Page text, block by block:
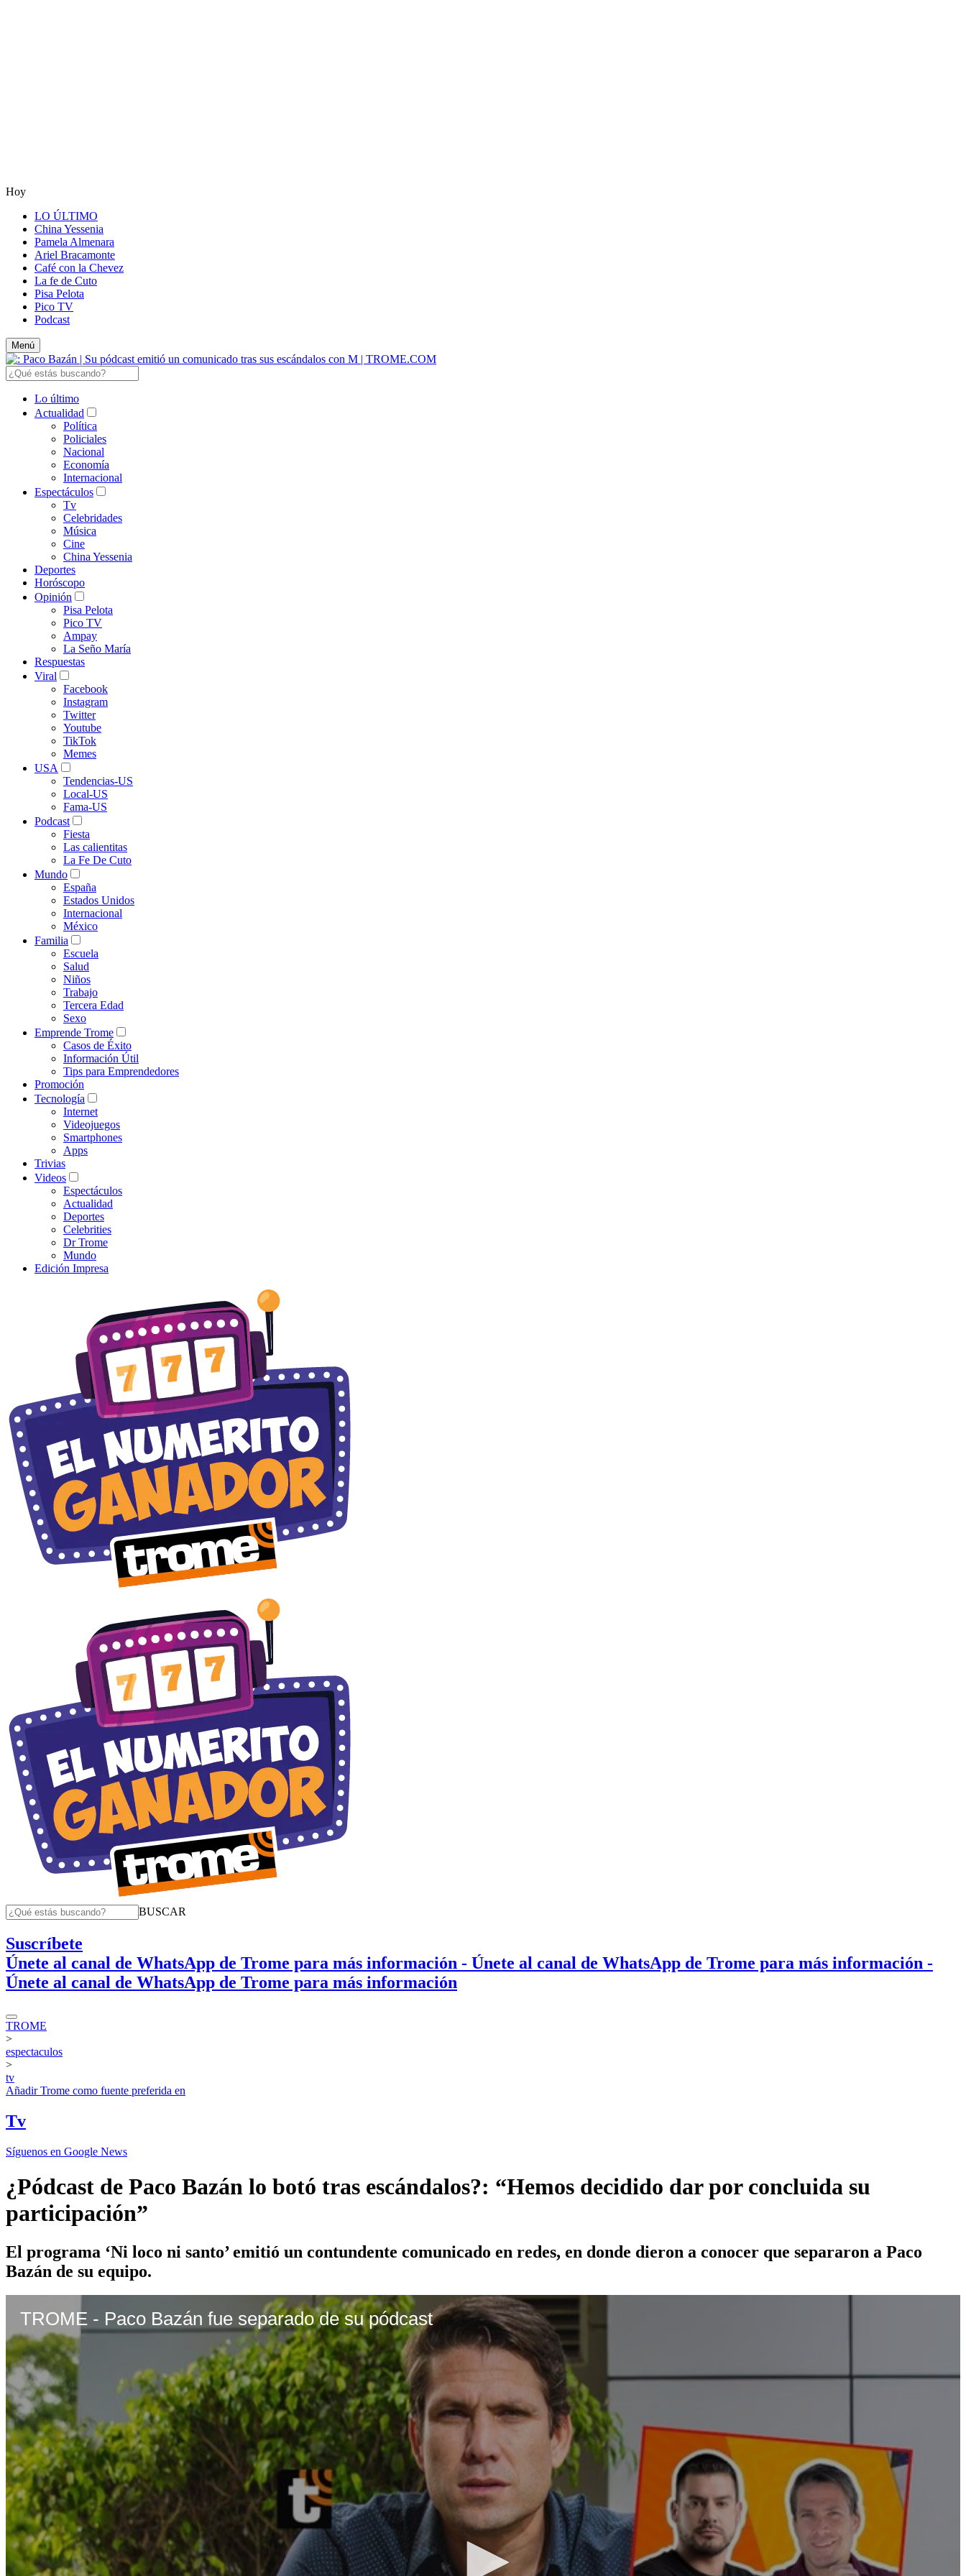
Hoy
LO ÚLTIMO
China Yessenia
Pamela Almenara
Ariel Bracamonte
Café con la Chevez
La fe de Cuto
Pisa Pelota
Pico TV
Podcast
Menú
Lo último
Actualidad
Política
Policiales
Nacional
Economía
Internacional
Espectáculos
Tv
Celebridades
Música
Cine
China Yessenia
Deportes
Horóscopo
Opinión
Pisa Pelota
Pico TV
Ampay
La Seño María
Respuestas
Viral
Facebook
Instagram
Twitter
Youtube
TikTok
Memes
USA
Tendencias-US
Local-US
Fama-US
Podcast
Fiesta
Las calientitas
La Fe De Cuto
Mundo
España
Estados Unidos
Internacional
México
Familia
Escuela
Salud
Niños
Trabajo
Tercera Edad
Sexo
Emprende Trome
Casos de Éxito
Información Útil
Tips para Emprendedores
Promoción
Tecnología
Internet
Videojuegos
Smartphones
Apps
Trivias
Videos
Espectáculos
Actualidad
Deportes
Celebrities
Dr Trome
Mundo
Edición Impresa
BUSCAR
Suscríbete
Únete al canal de WhatsApp de Trome para más información - Únete al canal de WhatsApp de Trome para más información -
Únete al canal de WhatsApp de Trome para más información
TROME
>
espectaculos
>
tv
AñadirTrome como fuente preferida en
Tv
Síguenos en Google News
¿Pódcast de Paco Bazán lo botó tras escándalos?: “Hemos decidido dar por concluida su
participación”
El programa ‘Ni loco ni santo’ emitió un contundente comunicado en redes, en donde dieron a conocer que separaron a Paco
Bazán de su equipo.
TROME - Paco Bazán fue separado de su pódcast